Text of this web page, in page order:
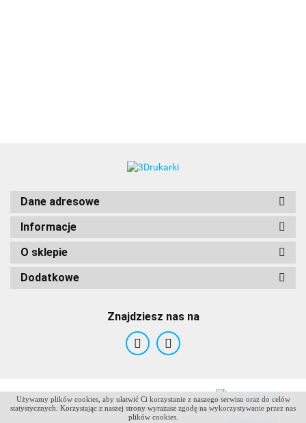
Używamy plików cookies, aby ułatwić Ci korzystanie z naszego serwisu oraz do celów
statystycznych. Korzystając z naszej strony wyrażasz zgodę na wykorzystywanie przez nas
plików cookies.
ANTCLABS
Dane adresowe
Informacje
O sklepie
Dodatkowe
Znajdziesz nas na
Sklep internetowy na oprogramowaniu Sky-Shop.pl